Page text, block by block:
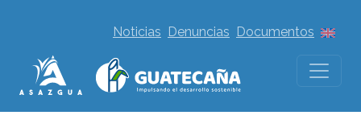
Noticias Denuncias Documentos